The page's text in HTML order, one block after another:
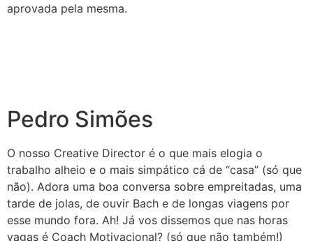
aprovada pela mesma.
Pedro Simões
O nosso Creative Director é o que mais elogia o
trabalho alheio e o mais simpático cá de “casa” (só que
não). Adora uma boa conversa sobre empreitadas, uma
tarde de jolas, de ouvir Bach e de longas viagens por
esse mundo fora. Ah! Já vos dissemos que nas horas
vagas é Coach Motivacional? (só que não também!)